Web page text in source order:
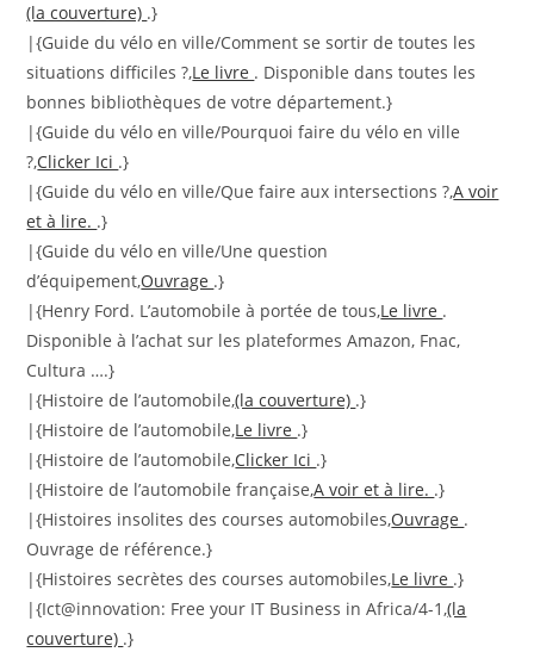
(la couverture) .}
|{Guide du vélo en ville/Comment se sortir de toutes les
situations difficiles ?,Le livre . Disponible dans toutes les
bonnes bibliothèques de votre département.}
|{Guide du vélo en ville/Pourquoi faire du vélo en ville
?,Clicker Ici .}
|{Guide du vélo en ville/Que faire aux intersections ?,A voir
et à lire. .}
|{Guide du vélo en ville/Une question
d’équipement,Ouvrage .}
|{Henry Ford. L’automobile à portée de tous,Le livre .
Disponible à l’achat sur les plateformes Amazon, Fnac,
Cultura ….}
|{Histoire de l’automobile,(la couverture) .}
|{Histoire de l’automobile,Le livre .}
|{Histoire de l’automobile,Clicker Ici .}
|{Histoire de l’automobile française,A voir et à lire. .}
|{Histoires insolites des courses automobiles,Ouvrage .
Ouvrage de référence.}
|{Histoires secrètes des courses automobiles,Le livre .}
|{Ict@innovation: Free your IT Business in Africa/4-1,(la
couverture) .}